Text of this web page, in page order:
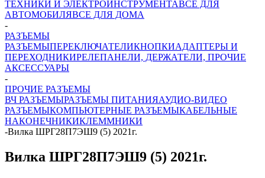
ТЕХНИКИ И ЭЛЕКТРОИНСТРУМЕНТАВСЕ ДЛЯ
АВТОМОБИЛЯВСЕ ДЛЯ ДОМА
-
РАЗЪЕМЫ
РАЗЪЕМЫПЕРЕКЛЮЧАТЕЛИКНОПКИАДАПТЕРЫ И
ПЕРЕХОДНИКИРЕЛЕПАНЕЛИ, ДЕРЖАТЕЛИ, ПРОЧИЕ
АКСЕССУАРЫ
-
ПРОЧИЕ РАЗЪЕМЫ
ВЧ РАЗЪЕМЫРАЗЪЕМЫ ПИТАНИЯАУДИО-ВИДЕО
РАЗЪЕМЫКОМПЬЮТЕРНЫЕ РАЗЪЕМЫКАБЕЛЬНЫЕ
НАКОНЕЧНИКИКЛЕММНИКИ
-Вилка ШРГ28П7ЭШ9 (5) 2021г.
Вилка ШРГ28П7ЭШ9 (5) 2021г.